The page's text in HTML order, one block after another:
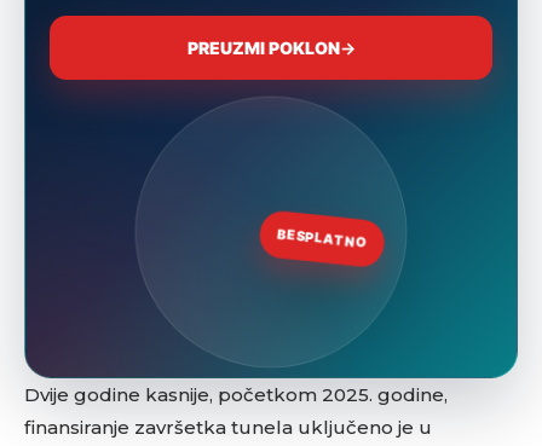
Dvije godine kasnije, početkom 2025. godine,
finansiranje završetka tunela uključeno je u